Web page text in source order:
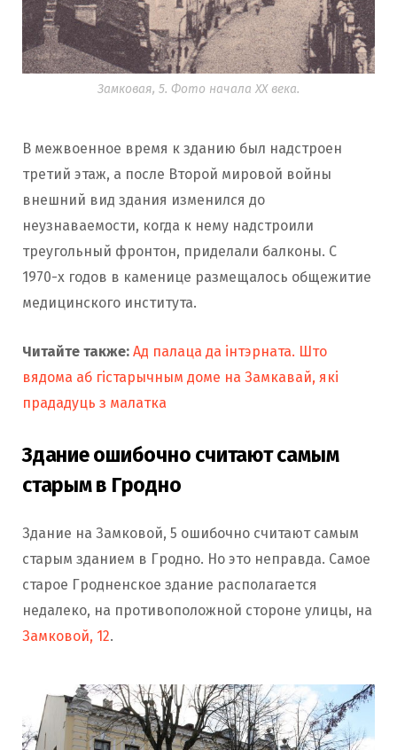
Замковая, 5. Фото начала ХХ века.
В межвоенное время к зданию был надстроен
третий этаж, а после Второй мировой войны
внешний вид здания изменился до
неузнаваемости, когда к нему надстроили
треугольный фронтон, приделали балконы. С
1970-х годов в каменице размещалось общежитие
медицинского института.
Читайте также: Ад палаца да інтэрната. Што
вядома аб гістарычным доме на Замкавай, які
прададуць з малатка
Здание ошибочно считают самым
старым в Гродно
Здание на Замковой, 5 ошибочно считают самым
старым зданием в Гродно. Но это неправда. Самое
старое Гродненское здание располагается
недалеко, на противоположной стороне улицы, на
Замковой, 12.